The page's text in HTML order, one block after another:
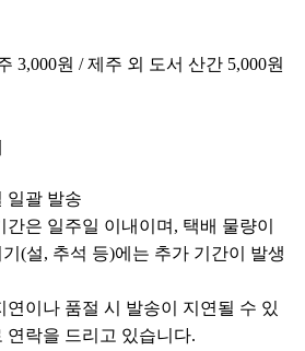
3,000원 / 제주 외 도서 산간 5,000원
일괄 발송
간은 일주일 이내이며, 택배 물량이
(설, 추석 등)에는 추가 기간이 발생
연이나 품절 시 발송이 지연될 수 있
연락을 드리고 있습니다.